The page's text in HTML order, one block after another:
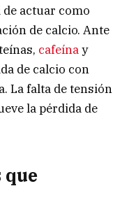
actuar como
de calcio. Ante
cafeínay
de calcio con
La falta de tensión
la pérdida de